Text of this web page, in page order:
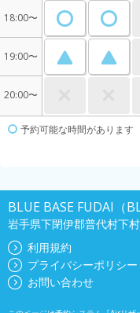
18:00〜
19:00〜
20:00〜
予約可能な時間があります
BLUE BASE FUDAI（
岩手県下閉伊郡普代村下
利用規約
プライバシーポリシー
お問い合わせ